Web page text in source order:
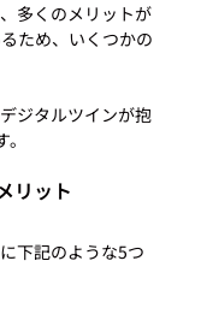
多くのメリットが
ため、いくつかの
ジタルツインが抱
リット
下記のような5つ